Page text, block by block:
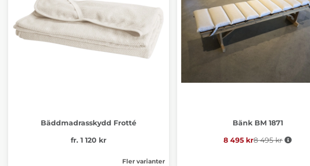
Bäddmadrasskydd Frotté
fr. 1 120 kr
Fler varianter
Bänk BM 1871
8 495 kr Ordinarie pris:
8 495 kr